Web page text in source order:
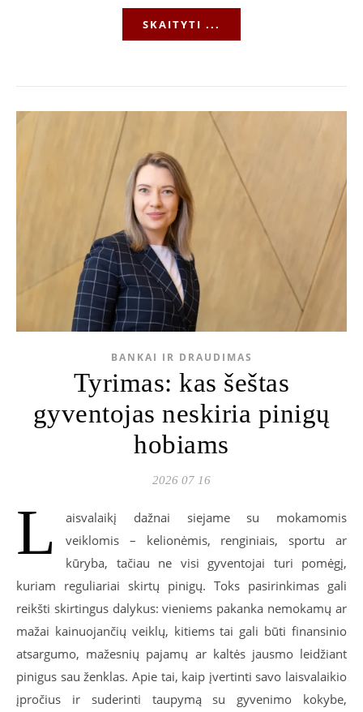
SKAITYTI ...
BANKAI IR DRAUDIMAS
Tyrimas: kas šeštas
gyventojas neskiria pinigų
hobiams
2026 07 16
L
aisvalaikį dažnai siejame su mokamomis
veiklomis – kelionėmis, renginiais, sportu ar
kūryba, tačiau ne visi gyventojai turi pomėgį,
kuriam reguliariai skirtų pinigų. Toks pasirinkimas gali
reikšti skirtingus dalykus: vieniems pakanka nemokamų ar
mažai kainuojančių veiklų, kitiems tai gali būti finansinio
atsargumo, mažesnių pajamų ar kaltės jausmo leidžiant
pinigus sau ženklas. Apie tai, kaip įvertinti savo laisvalaikio
įpročius ir suderinti taupymą su gyvenimo kokybe,